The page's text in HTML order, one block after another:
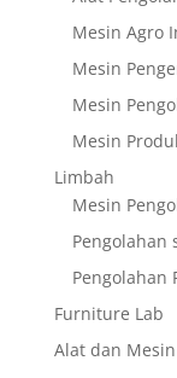
Mesin Agro
Mesin
Mesin
Mesin
Limbah
Mesin
Pengolahan
Pengolahan
Furniture Lab
Alat dan